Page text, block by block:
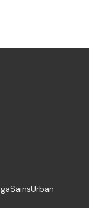
SainsUrban